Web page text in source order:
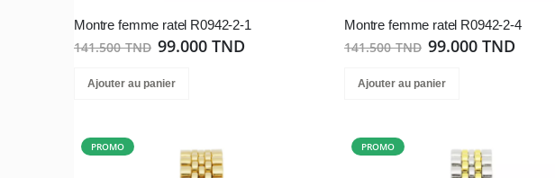
Montre femme ratel R0942-2-1
141.500 TND 99.000 TND
Ajouter au panier
Montre femme ratel R0942-2-4
141.500 TND 99.000 TND
Ajouter au panier
PROMO PROMO